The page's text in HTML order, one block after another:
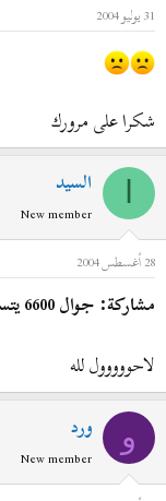
31 يوليو 2004
شكرا على مرورك
السيد
New member
28 أغسطس 2004
مشاركة: جوال 6600 يتسبب في انتحار فتاة
لاحووووول لله
و ورد
New member